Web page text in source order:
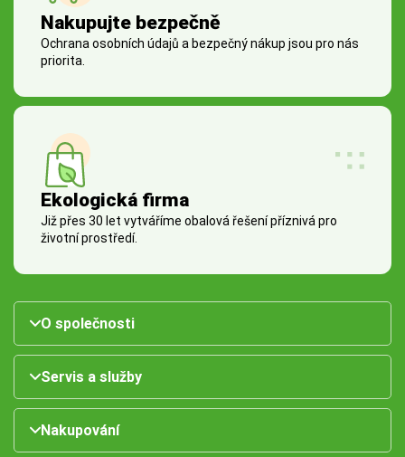
Nakupujte bezpečně
Ochrana osobních údajů a bezpečný nákup jsou pro nás
priorita.
Ekologická firma
Již přes 30 let vytváříme obalová řešení příznivá pro
životní prostředí.
O společnosti
Servis a služby
Nakupování